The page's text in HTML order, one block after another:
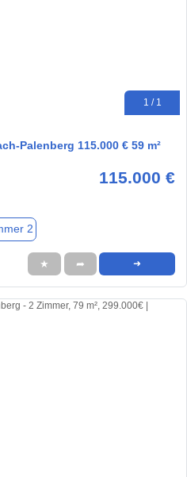
1 / 1
Palenberg 115.000 € 59 m²
115.000 €
2
★ ➦ ➜